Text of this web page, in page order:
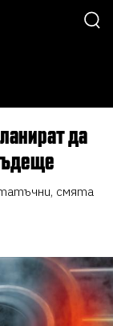
смята